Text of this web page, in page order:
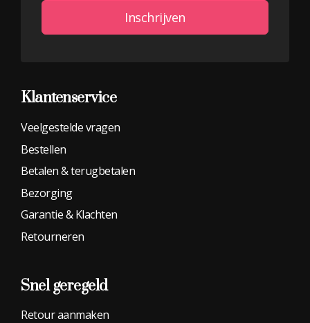
Inschrijven
Klantenservice
Veelgestelde vragen
Bestellen
Betalen & terugbetalen
Bezorging
Garantie & Klachten
Retourneren
Snel geregeld
Retour aanmaken